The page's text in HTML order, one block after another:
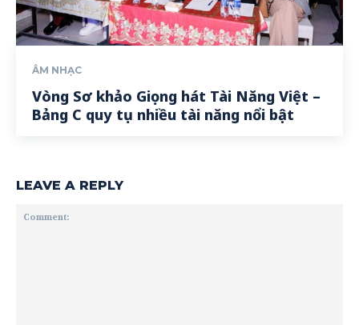
ÂM NHẠC
Vòng Sơ khảo Giọng hát Tài Năng Việt –
Bảng C quy tụ nhiều tài năng nổi bật
LEAVE A REPLY